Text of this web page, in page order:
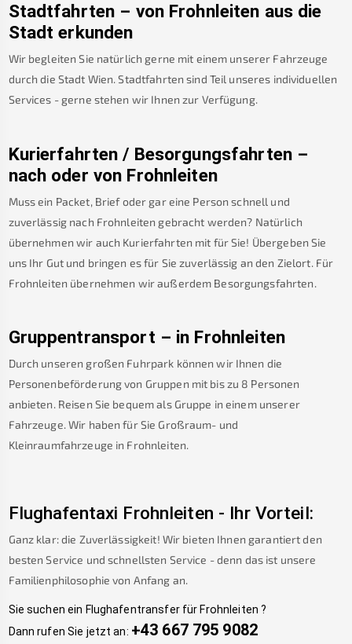
Stadtfahrten – von Frohnleiten aus die
Stadt erkunden
Wir begleiten Sie natürlich gerne mit einem unserer Fahrzeuge
durch die Stadt Wien. Stadtfahrten sind Teil unseres individuellen
Services - gerne stehen wir Ihnen zur Verfügung.
Kurierfahrten / Besorgungsfahrten –
nach oder von Frohnleiten
Muss ein Packet, Brief oder gar eine Person schnell und
zuverlässig nach Frohnleiten gebracht werden? Natürlich
übernehmen wir auch Kurierfahrten mit für Sie! Übergeben Sie
uns Ihr Gut und bringen es für Sie zuverlässig an den Zielort. Für
Frohnleiten übernehmen wir außerdem Besorgungsfahrten.
Gruppentransport – in Frohnleiten
Durch unseren großen Fuhrpark können wir Ihnen die
Personenbeförderung von Gruppen mit bis zu 8 Personen
anbieten. Reisen Sie bequem als Gruppe in einem unserer
Fahrzeuge. Wir haben für Sie Großraum- und
Kleinraumfahrzeuge in Frohnleiten.
Flughafentaxi Frohnleiten - Ihr Vorteil:
Ganz klar: die Zuverlässigkeit! Wir bieten Ihnen garantiert den
besten Service und schnellsten Service - denn das ist unsere
Familienphilosophie von Anfang an.
Sie suchen ein Flughafentransfer für Frohnleiten ?
Dann rufen Sie jetzt an: +43 667 795 9082